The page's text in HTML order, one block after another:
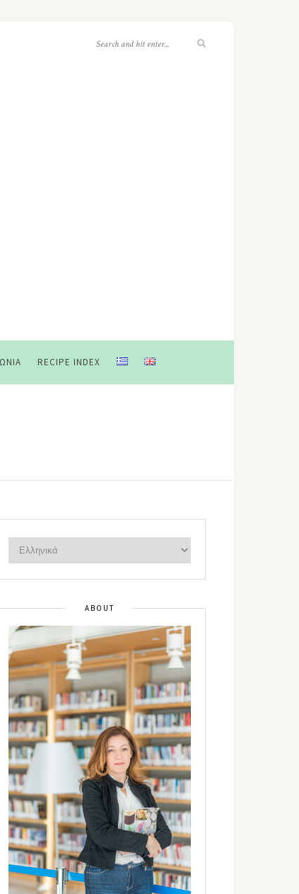
RECIPE INDEX
ABOUT